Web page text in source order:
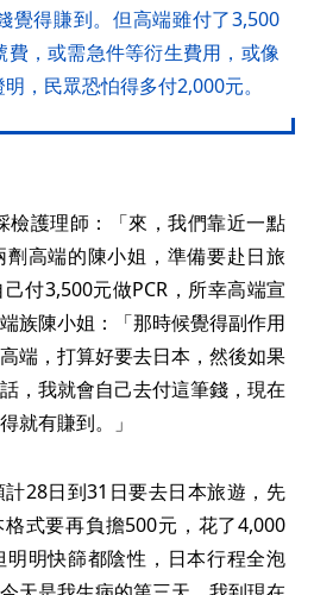
覺得賺到。但高端雖付了3,500
費，或需急件等衍生費用，或像
，民眾恐怕得多付2,000元。
檢護理師：「來，我們靠近一點
高端的陳小姐，準備要赴日旅
付3,500元做PCR，所幸高端宣
族陳小姐：「那時候覺得副作用
端，打算好要去日本，然後如果
，我就會自己去付這筆錢，現在
就有賺到。」
28日到31日要去日本旅遊，先
格式要再負擔500元，花了4,000
明快篩都陰性，日本行程全泡